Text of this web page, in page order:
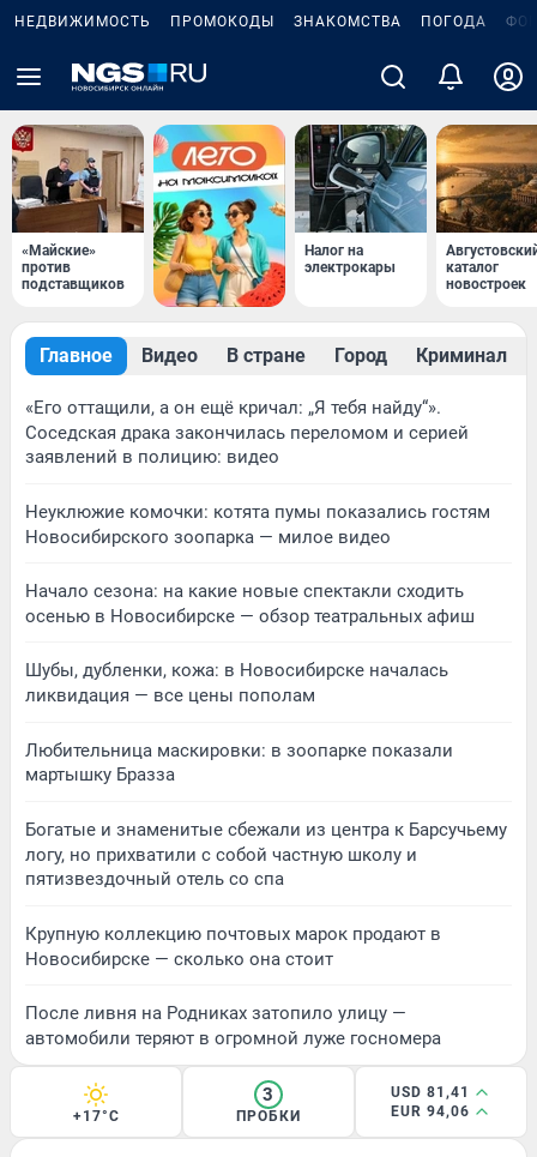
НЕДВИЖИМОСТЬ ПРОМОКОДЫ ЗНАКОМСТВА ПОГОДА
«Майские»
против
подставщиков
Налог на
электрокары
каталог
новостроек
Главное Видео В стране Город Криминал
«Его оттащили, а он ещё кричал: „Я тебя найду“».
Соседская драка закончилась переломом и серией
заявлений в полицию: видео
Неуклюжие комочки: котята пумы показались гостям
Новосибирского зоопарка — милое видео
Начало сезона: на какие новые спектакли сходить
осенью в Новосибирске — обзор театральных афиш
Шубы, дубленки, кожа: в Новосибирске началась
ликвидация — все цены пополам
Любительница маскировки: в зоопарке показали
мартышку Бразза
Богатые и знаменитые сбежали из центра к Барсучьему
логу, но прихватили с собой частную школу и
пятизвездочный отель со спа
Крупную коллекцию почтовых марок продают в
Новосибирске — сколько она стоит
После ливня на Родниках затопило улицу —
автомобили теряют в огромной луже госномера
+17°C
3
ПРОБКИ
USD 81,41
EUR 94,06